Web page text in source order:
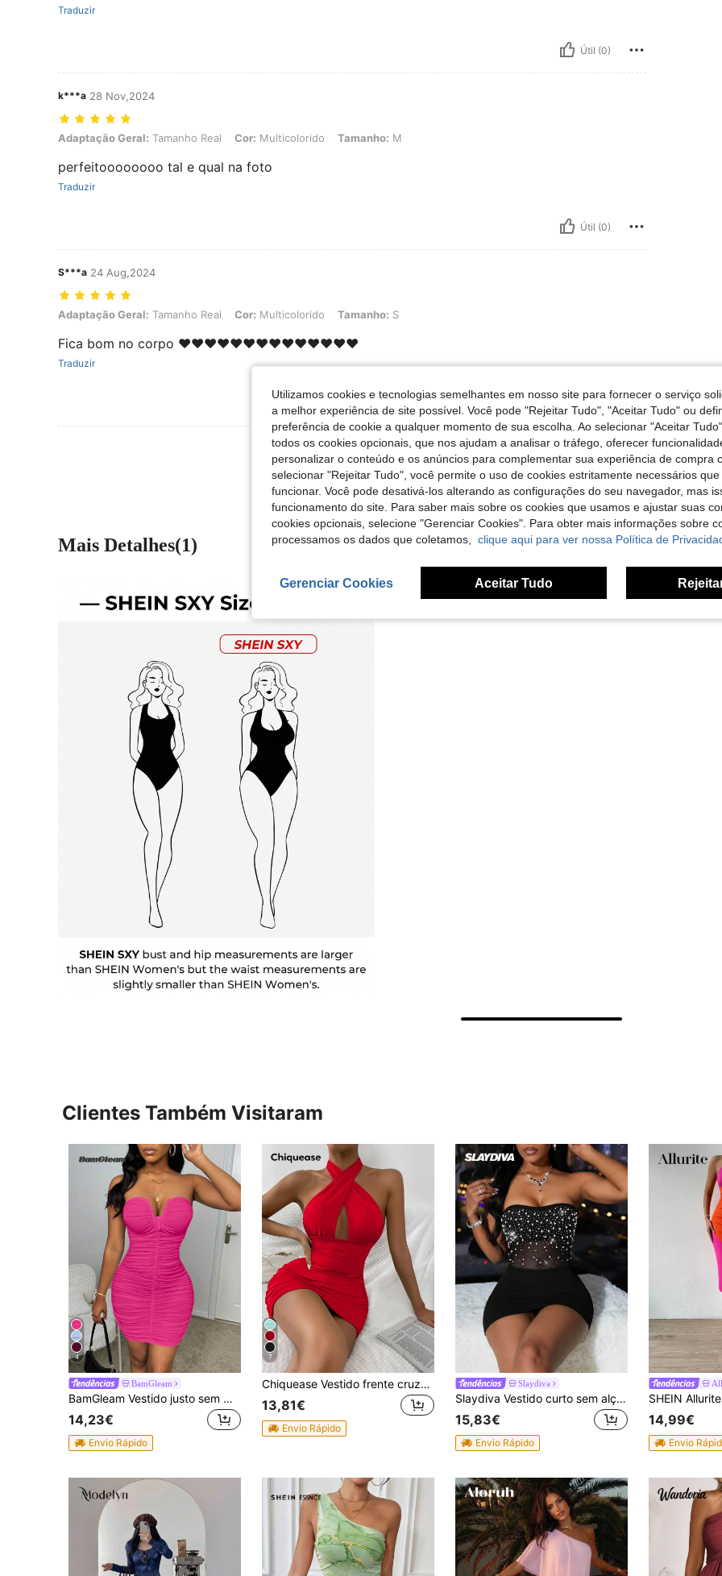
Traduzir
Útil (0)
k***a 28 Nov,2024
Adaptação Geral: Tamanho Real, Cor: Multicolorido, Tamanho: M
Adaptação Geral: Tamanho Real Cor: Multicolorido Tamanho: M
perfeitoooooooo tal e qual na foto
Traduzir
Útil (0)
S***a 24 Aug,2024
Adaptação Geral: Tamanho Real, Cor: Multicolorido, Tamanho: S
Adaptação Geral: Tamanho Real Cor: Multicolorido Tamanho: S
Fica bom no corpo ❤️❤️❤️❤️❤️❤️❤️❤️❤️❤️❤️❤️❤️❤️
Traduzir
Útil (0)
Ver Mais Avaliações
Mais Detalhes(1)
Clientes Também Visitaram
4
BamGleam
BamGleam Vestido justo sem mangas com decote em V profundo e plissado
14,23€
Envio Rápido
7
Chiquease Vestido frente cruzada peekaboo costas abertas bodycon halter para roupas de ano novo
13,81€
Envio Rápido
Slaydiva
Slaydiva Vestido curto sem alças com decoração de contas para senhoras, estilo simples, uso diário
15,83€
Envio Rápido
14,99€
Envio
Utilizamos cookies e tecnologias semelhantes em nosso site para fornecer o serviço
a melhor experiência de site possível. Você pode "Rejeitar Tudo", "Aceitar Tudo" ou
preferência de cookie a qualquer momento de sua escolha. Ao selecionar "Aceitar
todos os cookies opcionais, que nos ajudam a analisar o tráfego, oferecer
personalizar o conteúdo e os anúncios para complementar sua experiência de compra
selecionar "Rejeitar Tudo", você permite o uso de cookies estritamente necessários
funcionar. Você pode desativá-los alterando as configurações do seu navegador, mas
funcionamento do site. Para saber mais sobre os cookies que usamos e ajustar suas
cookies opcionais, selecione "Gerenciar Cookies". Para obter mais informações sobre
processamos os dados que coletamos, clique aqui para ver nossa Política de
Gerenciar Cookies Aceitar Tudo